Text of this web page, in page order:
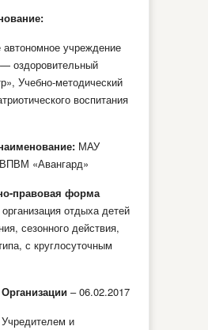
учреждение
оздоровительный
Учебно-методический
воспитания
МАУ
«Авангард»
правовая форма
отдыха детей
сезонного действия,
с круглосуточным
– 06.02.2017
и